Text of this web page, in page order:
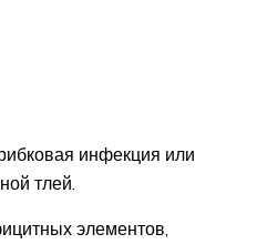
инфекция или
тлей.
элементов,